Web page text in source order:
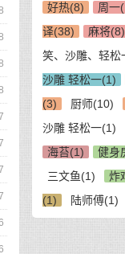
好热(8)
周一
译(38)
麻将(8)
笑、沙雕、轻松
沙雕 轻松一(1)
(3)
厨师(10)
沙雕 轻松一(1)
海苔(1)
健身
三文鱼(1)
炸
(1)
陆师傅(1)